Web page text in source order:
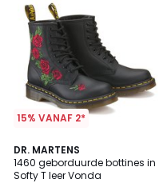
15% VANAF 2*
DR. MARTENS
1460 geborduurde bottines in
Softy T leer Vonda
4.7
/ 5